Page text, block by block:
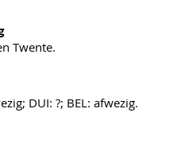
Twente.
DUI: ?; BEL: afwezig.